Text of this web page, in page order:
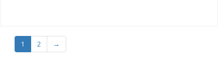
1 2 →